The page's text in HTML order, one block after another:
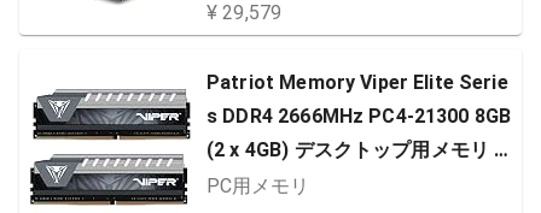
¥ 29,579
Patriot Memory Viper Elite Serie
s DDR4 2666MHz PC4-21300 8GB
(2 x 4GB) デスクトップ用メモリ P
VE48G266C6KGY
PC用メモリ